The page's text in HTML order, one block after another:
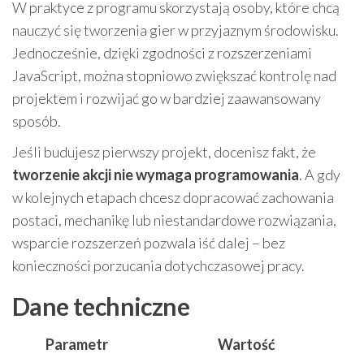
W praktyce z programu skorzystają osoby, które chcą
nauczyć się tworzenia gier w przyjaznym środowisku.
Jednocześnie, dzięki zgodności z rozszerzeniami
JavaScript, można stopniowo zwiększać kontrolę nad
projektem i rozwijać go w bardziej zaawansowany
sposób.
Jeśli budujesz pierwszy projekt, docenisz fakt, że
tworzenie akcji nie wymaga programowania. A gdy
w kolejnych etapach chcesz dopracować zachowania
postaci, mechanikę lub niestandardowe rozwiązania,
wsparcie rozszerzeń pozwala iść dalej – bez
konieczności porzucania dotychczasowej pracy.
Dane techniczne
Parametr
Wartość